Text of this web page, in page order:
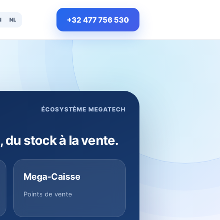
NL +32 477 756 530
ÉCOSYSTÈME MEGATECH
du stock à la vente.
Mega-Caisse
Points de vente